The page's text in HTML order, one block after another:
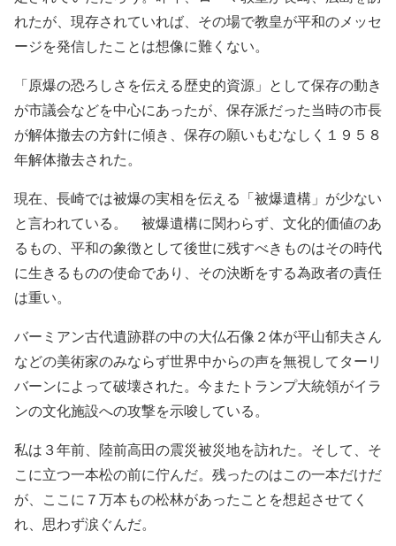
れたが、現存されていれば、その場で教皇が平和のメッセ
ージを発信したことは想像に難くない。
「原爆の恐ろしさを伝える歴史的資源」として保存の動き
が市議会などを中心にあったが、保存派だった当時の市長
が解体撤去の方針に傾き、保存の願いもむなしく１９５８
年解体撤去された。
現在、長崎では被爆の実相を伝える「被爆遺構」が少ない
と言われている。 被爆遺構に関わらず、文化的価値のあ
るもの、平和の象徴として後世に残すべきものはその時代
に生きるものの使命であり、その決断をする為政者の責任
は重い。
バーミアン古代遺跡群の中の大仏石像２体が平山郁夫さん
などの美術家のみならず世界中からの声を無視してターリ
バーンによって破壊された。今またトランプ大統領がイラ
ンの文化施設への攻撃を示唆している。
私は３年前、陸前高田の震災被災地を訪れた。そして、そ
こに立つ一本松の前に佇んだ。残ったのはこの一本だけだ
が、ここに７万本もの松林があったことを想起させてく
れ、思わず涙ぐんだ。